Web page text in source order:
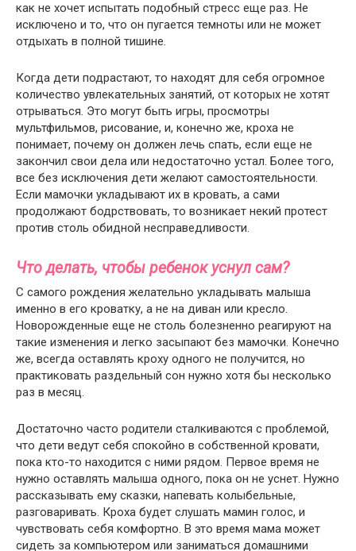
как не хочет испытать подобный стресс еще раз. Не
исключено и то, что он пугается темноты или не может
отдыхать в полной тишине.
Когда дети подрастают, то находят для себя огромное
количество увлекательных занятий, от которых не хотят
отрываться. Это могут быть игры, просмотры
мультфильмов, рисование, и, конечно же, кроха не
понимает, почему он должен лечь спать, если еще не
закончил свои дела или недостаточно устал. Более того,
все без исключения дети желают самостоятельности.
Если мамочки укладывают их в кровать, а сами
продолжают бодрствовать, то возникает некий протест
против столь обидной несправедливости.
Что делать, чтобы ребенок уснул сам?
С самого рождения желательно укладывать малыша
именно в его кроватку, а не на диван или кресло.
Новорожденные еще не столь болезненно реагируют на
такие изменения и легко засыпают без мамочки. Конечно
же, всегда оставлять кроху одного не получится, но
практиковать раздельный сон нужно хотя бы несколько
раз в месяц.
Достаточно часто родители сталкиваются с проблемой,
что дети ведут себя спокойно в собственной кровати,
пока кто-то находится с ними рядом. Первое время не
нужно оставлять малыша одного, пока он не уснет. Нужно
рассказывать ему сказки, напевать колыбельные,
разговаривать. Кроха будет слушать мамин голос, и
чувствовать себя комфортно. В это время мама может
сидеть за компьютером или заниматься домашними